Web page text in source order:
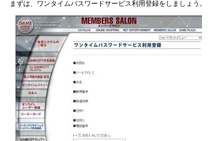
まずは、ワンタイムパスワードサービス利用登録をしましょう。